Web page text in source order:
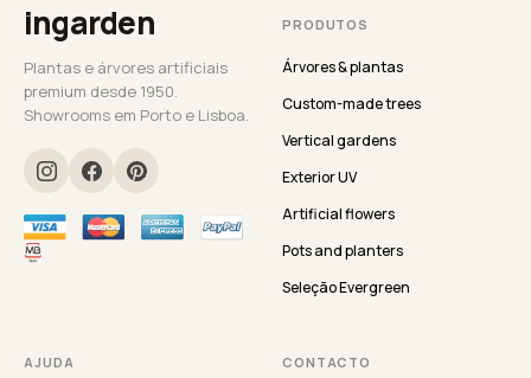
ingarden
Plantas e árvores artificiais
premium desde 1950.
Showrooms em Porto e Lisboa.
PRODUTOS
Árvores & plantas
Custom-made trees
Vertical gardens
Exterior UV
Artificial flowers
Pots and planters
Seleção Evergreen
AJUDA CONTACTO